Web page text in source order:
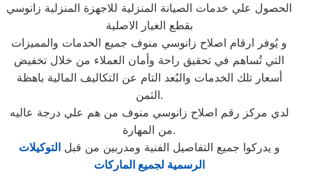
الحصول علي خدمات الصيانة المنزلية للاجهزة المنزلية زانوسي
بقطع الغيار الاصلية
و يُوفر ارقام اصلاح زانوسي منوف جميع الخدمات والمميزات
التي تُساهم في تحقيق راحة وأمان العملاء من خلال تخفيض
أسعار تلك الخدمات والبُعد التام عن التكاليف المالية باهظة
الثمن.
لدي مركز رقم اصلاح زانوسي منوف من هم علي درجة عاليه
من المهارة.
و يدركوا جميع التفاصيل الفنية ومدربين من قبلالتوكيلات
الرسمية لجميع الماركات